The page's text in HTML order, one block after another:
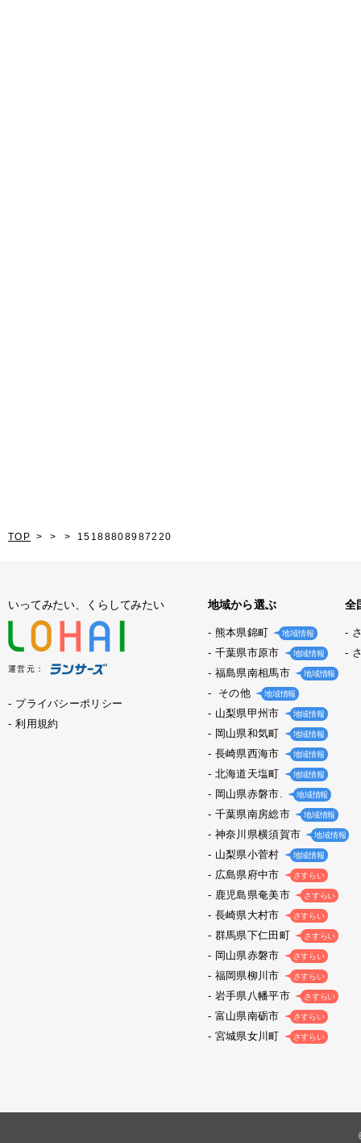
TOP 15188808987220
いってみたい、くらしてみたい
運営元：
プライバシーポリシー
利用規約
地域から選ぶ
熊本県錦町 地域情報
千葉県市原市 地域情報
福島県南相馬市 地域情報
その他 地域情報
山梨県甲州市 地域情報
岡山県和気町 地域情報
長崎県西海市 地域情報
北海道天塩町 地域情報
岡山県赤磐市. 地域情報
千葉県南房総市 地域情報
神奈川県横須賀市 地域情報
山梨県小菅村 地域情報
広島県府中市 さすらい
鹿児島県奄美市 さすらい
長崎県大村市 さすらい
群馬県下仁田町 さすらい
岡山県赤磐市 さすらい
福岡県柳川市 さすらい
岩手県八幡平市 さすらい
富山県南砺市 さすらい
宮城県女川町 さすらい
全